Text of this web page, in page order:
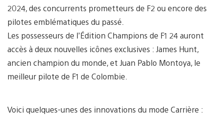
2024, des concurrents prometteurs de F2 ou encore des
pilotes emblématiques du passé.
Les possesseurs de l’Édition Champions de F1 24 auront
accès à deux nouvelles icônes exclusives : James Hunt,
ancien champion du monde, et Juan Pablo Montoya, le
meilleur pilote de F1 de Colombie.
Voici quelques-unes des innovations du mode Carrière :